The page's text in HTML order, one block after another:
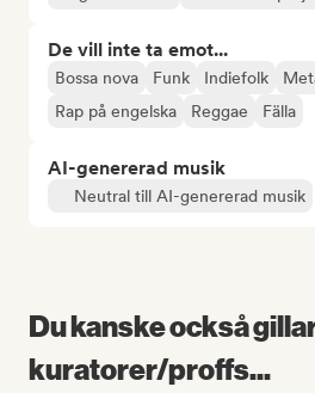
De vill inte ta emot...
Bossa nova Funk Indiefolk
Rap på engelska
Reggae Fälla
AI-genererad musik
Neutral till AI-genererad musik
Du kanske också
kuratorer/proffs...